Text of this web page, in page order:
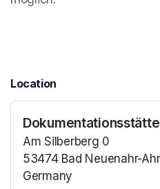
Location
Am Silberberg 0
53474 Bad Neuenahr-
Germany